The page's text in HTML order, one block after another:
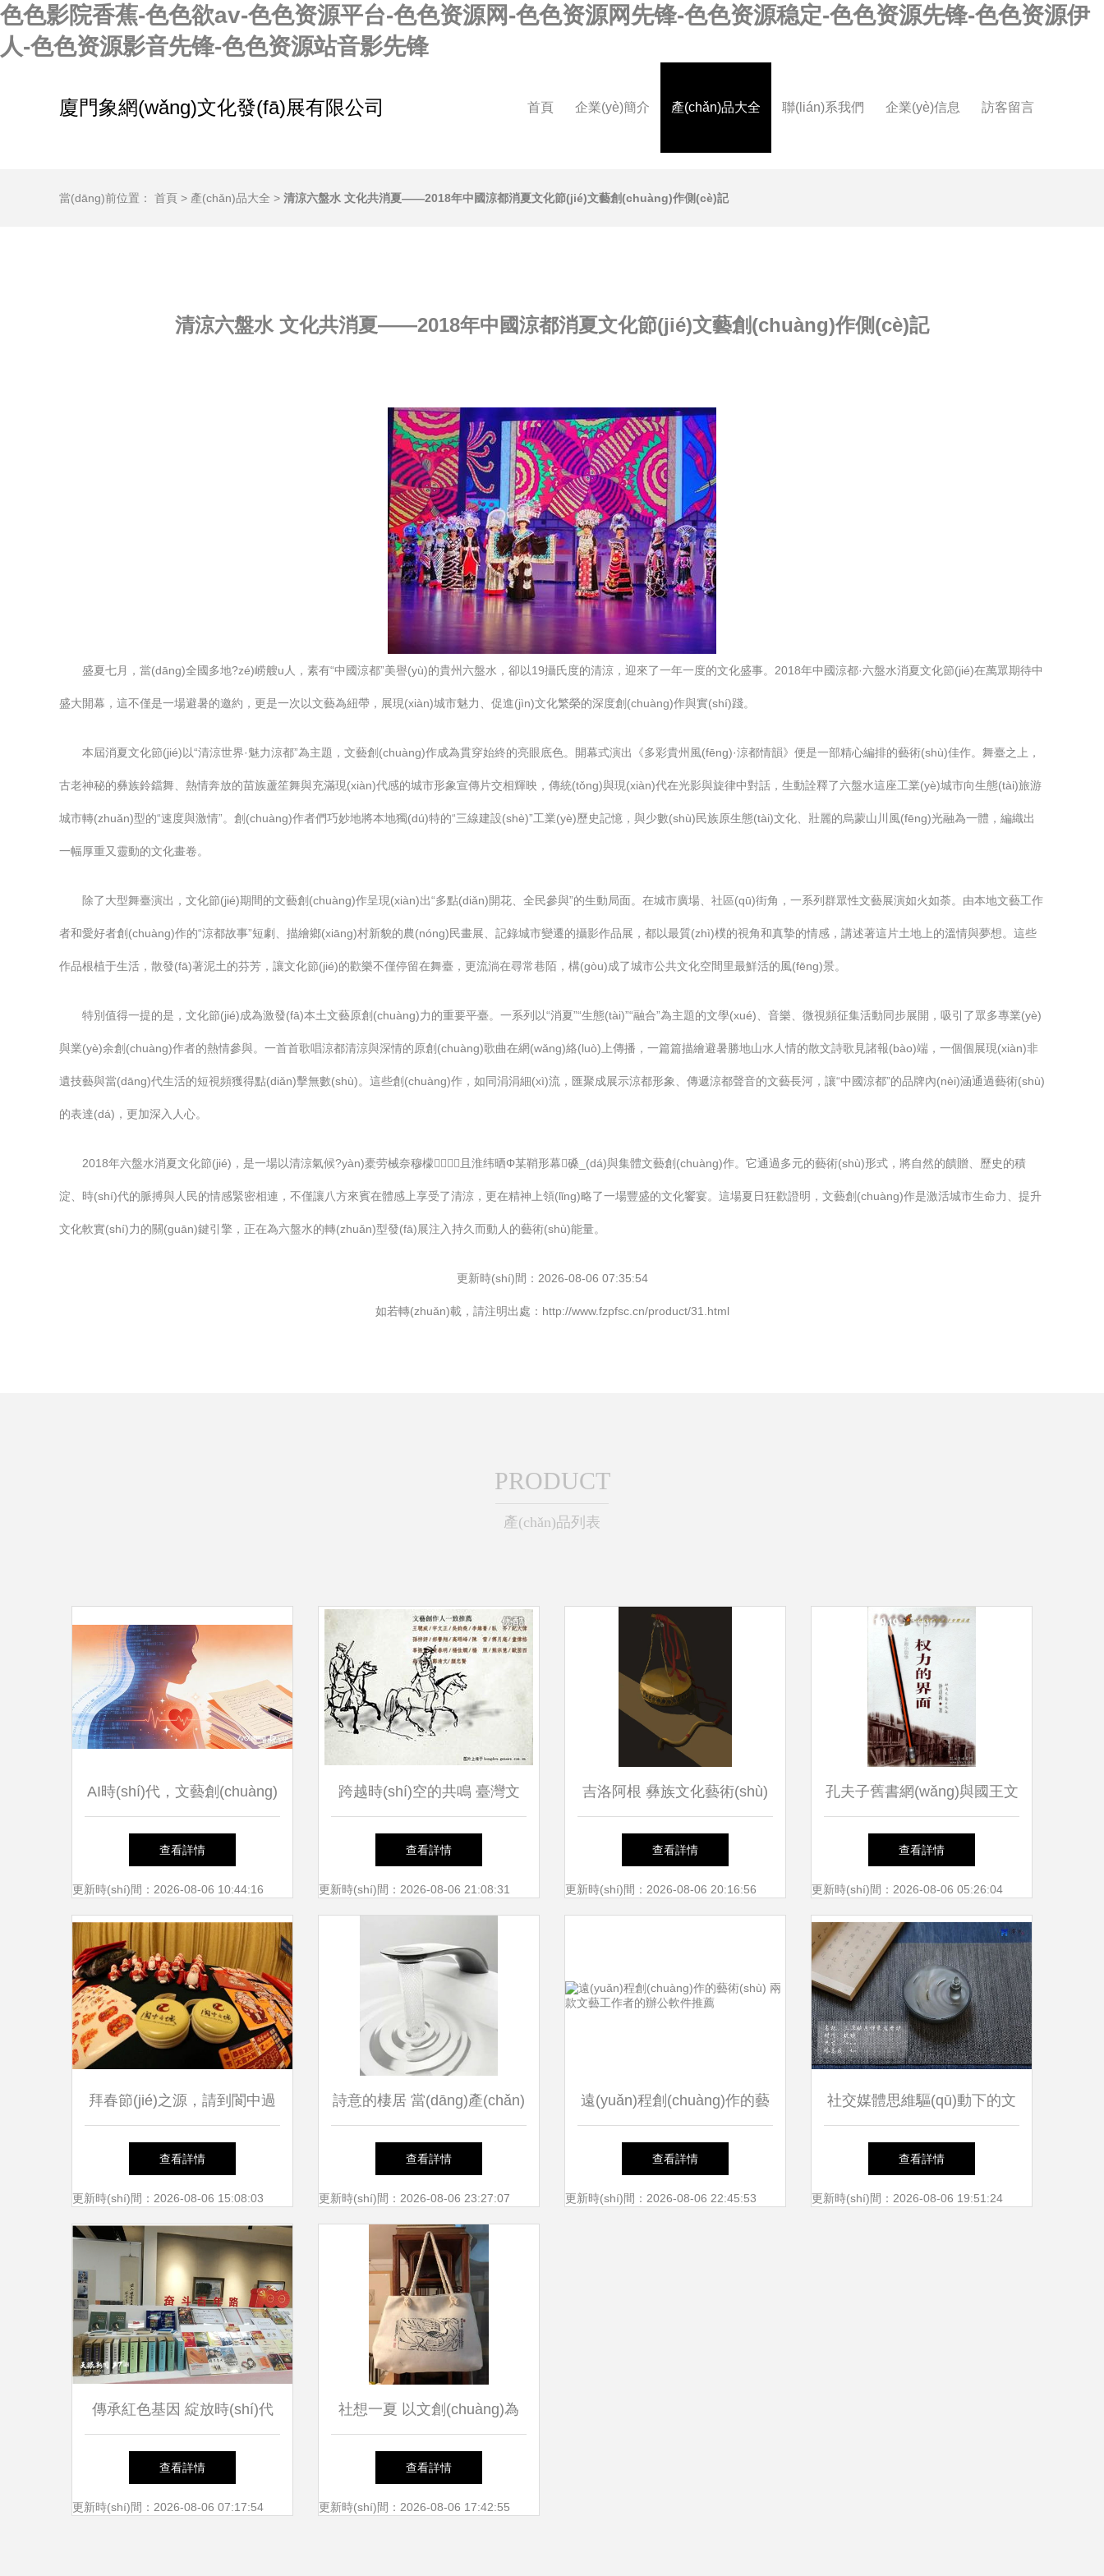
色色影院香蕉-色色欲av-色色资源平台-色色资源网-色色资源网先锋-色色资源稳定-色色资源先锋-色色资源伊
人-色色资源影音先锋-色色资源站音影先锋
廈門象網(wǎng)文化發(fā)展有限公司 首頁 企業(yè)簡介 產(chǎn)品大全 聯(lián)系我們 企業(yè)信息 訪客留言
當(dāng)前位置： 首頁 > 產(chǎn)品大全 > 清涼六盤水 文化共消夏——2018年中國涼都消夏文化節(jié)文藝創(chuàng)作側(cè)記
清涼六盤水 文化共消夏——2018年中國涼都消夏文化節(jié)文藝創(chuàng)作側(cè)記
盛夏七月，當(dāng)全國多地?zé)崂艘u人，素有“中國涼都”美譽(yù)的貴州六盤水，卻以19攝氏度的清涼，迎來了一年一度的文化盛事。2018年中國涼都·六盤水消夏文化節(jié)在萬眾期待中
盛大開幕，這不僅是一場避暑的邀約，更是一次以文藝為紐帶，展現(xiàn)城市魅力、促進(jìn)文化繁榮的深度創(chuàng)作與實(shí)踐。
本屆消夏文化節(jié)以“清涼世界·魅力涼都”為主題，文藝創(chuàng)作成為貫穿始終的亮眼底色。開幕式演出《多彩貴州風(fēng)·涼都情韻》便是一部精心編排的藝術(shù)佳作。舞臺之上，
古老神秘的彝族鈴鐺舞、熱情奔放的苗族蘆笙舞與充滿現(xiàn)代感的城市形象宣傳片交相輝映，傳統(tǒng)與現(xiàn)代在光影與旋律中對話，生動詮釋了六盤水這座工業(yè)城市向生態(tài)旅游
城市轉(zhuǎn)型的“速度與激情”。創(chuàng)作者們巧妙地將本地獨(dú)特的“三線建設(shè)”工業(yè)歷史記憶，與少數(shù)民族原生態(tài)文化、壯麗的烏蒙山川風(fēng)光融為一體，編織出
一幅厚重又靈動的文化畫卷。
除了大型舞臺演出，文化節(jié)期間的文藝創(chuàng)作呈現(xiàn)出“多點(diǎn)開花、全民參與”的生動局面。在城市廣場、社區(qū)街角，一系列群眾性文藝展演如火如荼。由本地文藝工作
者和愛好者創(chuàng)作的“涼都故事”短劇、描繪鄉(xiāng)村新貌的農(nóng)民畫展、記錄城市變遷的攝影作品展，都以最質(zhì)樸的視角和真摯的情感，講述著這片土地上的溫情與夢想。這些
作品根植于生活，散發(fā)著泥土的芬芳，讓文化節(jié)的歡樂不僅停留在舞臺，更流淌在尋常巷陌，構(gòu)成了城市公共文化空間里最鮮活的風(fēng)景。
特別值得一提的是，文化節(jié)成為激發(fā)本土文藝原創(chuàng)力的重要平臺。一系列以“消夏”“生態(tài)”“融合”為主題的文學(xué)、音樂、微視頻征集活動同步展開，吸引了眾多專業(yè)
與業(yè)余創(chuàng)作者的熱情參與。一首首歌唱涼都清涼與深情的原創(chuàng)歌曲在網(wǎng)絡(luò)上傳播，一篇篇描繪避暑勝地山水人情的散文詩歌見諸報(bào)端，一個個展現(xiàn)非
遺技藝與當(dāng)代生活的短視頻獲得點(diǎn)擊無數(shù)。這些創(chuàng)作，如同涓涓細(xì)流，匯聚成展示涼都形象、傳遞涼都聲音的文藝長河，讓“中國涼都”的品牌內(nèi)涵通過藝術(shù)
的表達(dá)，更加深入人心。
2018年六盤水消夏文化節(jié)，是一場以清涼氣候?yàn)橐劳械奈穆檬且淮纬晒Φ某鞘形幕磉_(dá)與集體文藝創(chuàng)作。它通過多元的藝術(shù)形式，將自然的饋贈、歷史的積
淀、時(shí)代的脈搏與人民的情感緊密相連，不僅讓八方來賓在體感上享受了清涼，更在精神上領(lǐng)略了一場豐盛的文化饗宴。這場夏日狂歡證明，文藝創(chuàng)作是激活城市生命力、提升
文化軟實(shí)力的關(guān)鍵引擎，正在為六盤水的轉(zhuǎn)型發(fā)展注入持久而動人的藝術(shù)能量。
更新時(shí)間：2026-08-06 07:35:54
如若轉(zhuǎn)載，請注明出處：http://www.fzpfsc.cn/product/31.html
PRODUCT
產(chǎn)品列表
AI時(shí)代，文藝創(chuàng)
作如何守住人的溫度 文化經
(jīng)紀(jì)人的新使命
查看詳情
更新時(shí)間：2026-08-06 10:44:16
跨越時(shí)空的共鳴 臺灣文
藝創(chuàng)作者為何力薦萊
蒙托夫《當(dāng)代英雄》
查看詳情
更新時(shí)間：2026-08-06 21:08:31
吉洛阿根 彝族文化藝術(shù)
創(chuàng)作的璀璨明珠
查看詳情
更新時(shí)間：2026-08-06 20:16:56
孔夫子舊書網(wǎng)與國王文
學(xué)書店 當(dāng)代漢語
小說的文藝創(chuàng)作圖景
查看詳情
更新時(shí)間：2026-08-06 05:26:04
拜春節(jié)之源，請到閬中過
年 一場穿越千年的文藝尋根
之旅
查看詳情
更新時(shí)間：2026-08-06 15:08:03
詩意的棲居 當(dāng)產(chǎn)
品設(shè)計(jì)與文藝創
(chuàng)作共舞
查看詳情
更新時(shí)間：2026-08-06 23:27:07
遠(yuǎn)程創(chuàng)作的藝
術(shù) 兩款文藝工作者的辦
公軟件推薦
查看詳情
更新時(shí)間：2026-08-06 22:45:53
社交媒體思維驅(qū)動下的文
創(chuàng)產(chǎn)品設(shè)
計(jì)與文化經(jīng)紀(jì)人服
查看詳情
更新時(shí)間：2026-08-06 19:51:24
傳承紅色基因 綻放時(shí)代
芳華——慶祝建黨100周年貴
州省文藝創(chuàng)作綜合實
查看詳情
更新時(shí)間：2026-08-06 07:17:54
社想一夏 以文創(chuàng)為
媒，文化經(jīng)紀(jì)人服務
(wù)賦能社團(tuán)文化節(jié)
查看詳情
更新時(shí)間：2026-08-06 17:42:55